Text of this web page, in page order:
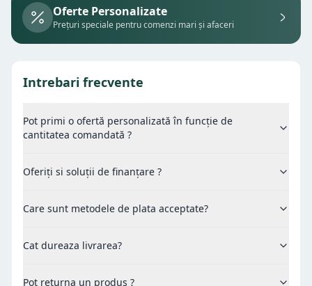
Oferte Personalizate
Prețuri speciale pentru comenzi mari și afaceri
Intrebari frecvente
Pot primi o ofertă personalizată în funcție de
cantitatea comandată ?
Oferiți si soluții de finanțare ?
Care sunt metodele de plata acceptate?
Cat dureaza livrarea?
Pot returna un produs ?